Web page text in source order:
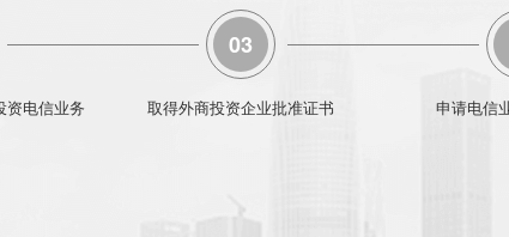
资电信业务
03
取得外商投资企业批准证书 申请电信